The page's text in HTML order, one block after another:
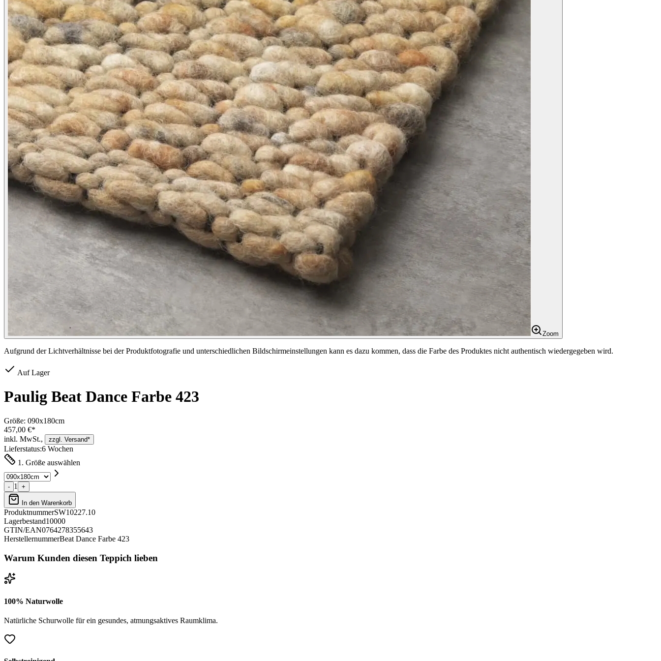
Zoom
Aufgrund der Lichtverhältnisse bei der Produktfotografie und unterschiedlichen Bildschirmeinstellungen kann es dazu kommen, dass die Farbe des Produktes nicht authentisch wiedergegeben wird.
Auf Lager
Paulig Beat Dance Farbe 423
Größe: 090x180cm
457,00 €*
inkl. MwSt.,
zzgl. Versand*
Lieferstatus:6 Wochen
1. Größe auswählen
- 1 +
In den Warenkorb
ProduktnummerSW10227.10
Lagerbestand10000
GTIN/EAN0764278355643
HerstellernummerBeat Dance Farbe 423
Warum Kunden diesen Teppich lieben
100% Naturwolle
Natürliche Schurwolle für ein gesundes, atmungsaktives Raumklima.